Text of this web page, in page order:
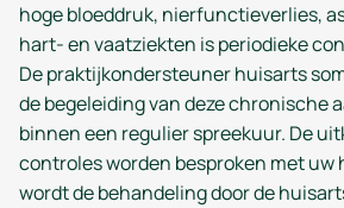
hoge bloeddruk, nierfunctieverlies,
hart- en vaatziekten is periodieke
De praktijkondersteuner huisarts
de begeleiding van deze chronische
binnen een regulier spreekuur. De
controles worden besproken met uw
wordt de behandeling door de